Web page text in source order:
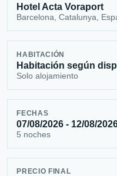
Hotel Acta Voraport
Barcelona, Catalunya,
HABITACIÓN
Habitación según
Solo alojamiento
FECHAS
07/08/2026 - 12/08/
5 noches
PRECIO FINAL